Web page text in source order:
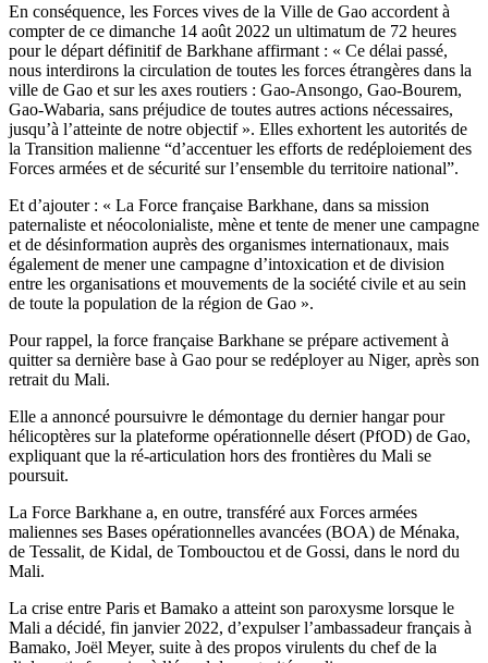
En conséquence, les Forces vives de la Ville de Gao accordent à
compter de ce dimanche 14 août 2022 un ultimatum de 72 heures
pour le départ définitif de Barkhane affirmant : « Ce délai passé,
nous interdirons la circulation de toutes les forces étrangères dans la
ville de Gao et sur les axes routiers : Gao-Ansongo, Gao-Bourem,
Gao-Wabaria, sans préjudice de toutes autres actions nécessaires,
jusqu’à l’atteinte de notre objectif ». Elles exhortent les autorités de
la Transition malienne “d’accentuer les efforts de redéploiement des
Forces armées et de sécurité sur l’ensemble du territoire national”.
Et d’ajouter : « La Force française Barkhane, dans sa mission
paternaliste et néocolonialiste, mène et tente de mener une campagne
et de désinformation auprès des organismes internationaux, mais
également de mener une campagne d’intoxication et de division
entre les organisations et mouvements de la société civile et au sein
de toute la population de la région de Gao ».
Pour rappel, la force française Barkhane se prépare activement à
quitter sa dernière base à Gao pour se redéployer au Niger, après son
retrait du Mali.
Elle a annoncé poursuivre le démontage du dernier hangar pour
hélicoptères sur la plateforme opérationnelle désert (PfOD) de Gao,
expliquant que la ré-articulation hors des frontières du Mali se
poursuit.
La Force Barkhane a, en outre, transféré aux Forces armées
maliennes ses Bases opérationnelles avancées (BOA) de Ménaka,
de Tessalit, de Kidal, de Tombouctou et de Gossi, dans le nord du
Mali.
La crise entre Paris et Bamako a atteint son paroxysme lorsque le
Mali a décidé, fin janvier 2022, d’expulser l’ambassadeur français à
Bamako, Joël Meyer, suite à des propos virulents du chef de la